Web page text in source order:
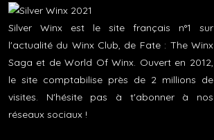
Silver Winx est le site français n°1 sur
l'actualité du Winx Club, de Fate : The Winx
Saga et de World Of Winx. Ouvert en 2012,
le site comptabilise près de 2 millions de
visites. N'hésite pas à t'abonner à nos
réseaux sociaux !